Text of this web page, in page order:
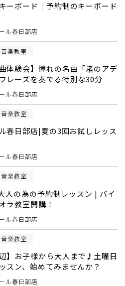
ーボード｜予約制のキーボード
ル春日部店
音楽教室
体験会】憧れの名曲「渚のアデ
レーズを奏でる特別な30分
ル春日部店
音楽教室
春日部店|夏の3回お試しレッス
ル春日部店
音楽教室
人の為の予約制レッスン | バイ
ラ教室開講！
ル春日部店
音楽教室
辺】お子様から大人まで♪土曜日
スン、始めてみませんか？
ル春日部店